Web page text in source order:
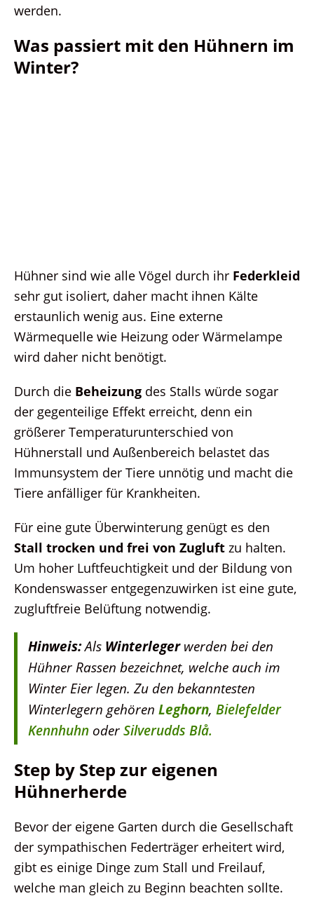
werden.
Was passiert mit den Hühnern im
Winter?
Hühner sind wie alle Vögel durch ihr Federkleid
sehr gut isoliert, daher macht ihnen Kälte
erstaunlich wenig aus. Eine externe
Wärmequelle wie Heizung oder Wärmelampe
wird daher nicht benötigt.
Durch die Beheizung des Stalls würde sogar
der gegenteilige Effekt erreicht, denn ein
größerer Temperaturunterschied von
Hühnerstall und Außenbereich belastet das
Immunsystem der Tiere unnötig und macht die
Tiere anfälliger für Krankheiten.
Für eine gute Überwinterung genügt es den
Stall trocken und frei von Zugluft zu halten.
Um hoher Luftfeuchtigkeit und der Bildung von
Kondenswasser entgegenzuwirken ist eine gute,
zugluftfreie Belüftung notwendig.
Hinweis:Als Winterlegerwerden bei den
Hühner Rassen bezeichnet, welche auch im
Winter Eier legen. Zu den bekanntesten
Winterlegern gehören Leghorn, Bielefelder
Kennhuhn oderSilverudds Blå.
Step by Step zur eigenen
Hühnerherde
Bevor der eigene Garten durch die Gesellschaft
der sympathischen Federträger erheitert wird,
gibt es einige Dinge zum Stall und Freilauf,
welche man gleich zu Beginn beachten sollte.